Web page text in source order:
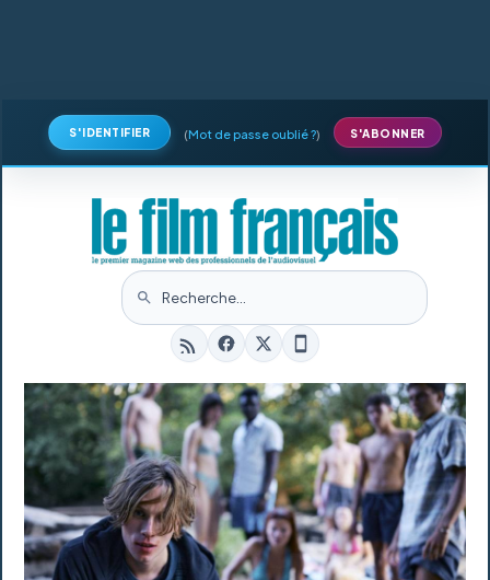
S'IDENTIFIER (Mot de passe oublié ?) S'ABONNER